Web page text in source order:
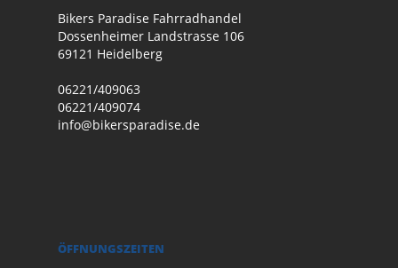
Bikers Paradise Fahrradhandel
Dossenheimer Landstrasse 106
69121 Heidelberg
06221/409063
06221/409074
info@bikersparadise.de
ÖFFNUNGSZEITEN